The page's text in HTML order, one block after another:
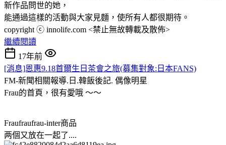
新作品問世的她，
能通過這樣的活動與大家見麵，使所有人都很期待。
copyright ⓒ innolife.com <禁止無故轉載及散佈>
繼續閱讀
17年前
[消息]恩惠9.18首爾生日茶會之旅(募集對象:日本FANS)
FM-新聞相關報導.日.韓飯後記. 偶像明星
Frau的首頁，很有愛哦 ～～
Fraufraufrau-inter商品
两個又放在一起了....